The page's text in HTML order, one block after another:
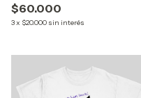
$60.000
3x $20.000 sin interés